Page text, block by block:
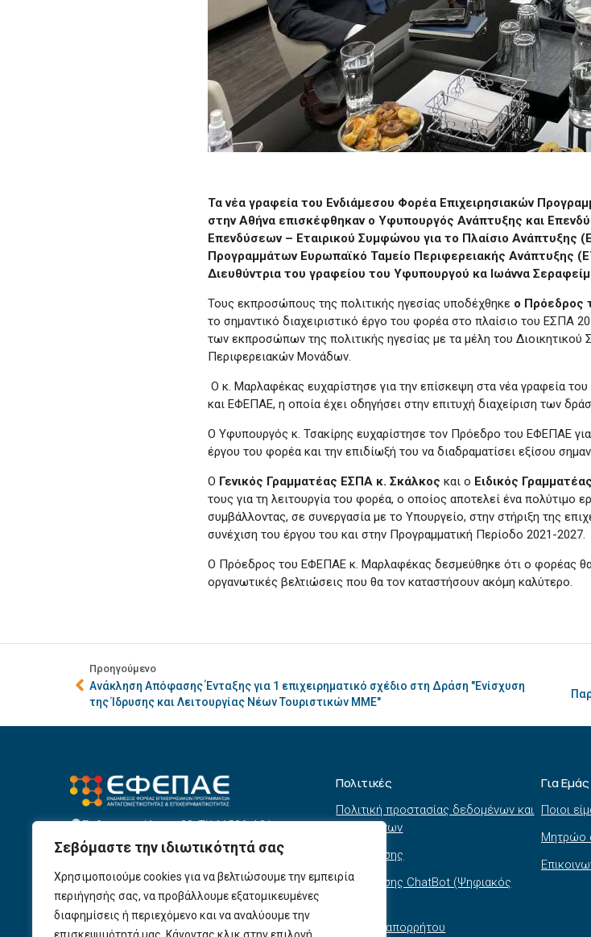
Σεβόμαστε την ιδιωτικότητά σας
Χρησιμοποιούμε cookies για να βελτιώσουμε την εμπειρία
περιήγησής σας, να προβάλλουμε εξατομικευμένες
διαφημίσεις ή περιεχόμενο και να αναλύουμε την
Τα νέα γραφεία του Ενδιάμεσου Φορέα Επιχειρησιακών
στην Αθήνα επισκέφθηκαν ο Υφυπουργός Ανάπτυξης και
Επενδύσεων – Εταιρικού Συμφώνου για το Πλαίσιο Ανάπτυξης
Προγραμμάτων Ευρωπαϊκό Ταμείο Περιφερειακής Ανάπτυξης
Διευθύντρια του γραφείου του Υφυπουργού κα Ιωάννα
Τους εκπροσώπους της πολιτικής ηγεσίας υποδέχθηκε ο
το σημαντικό διαχειριστικό έργο του φορέα στο πλαίσιο του
των εκπροσώπων της πολιτικής ηγεσίας με τα μέλη του
Περιφερειακών Μονάδων.
Ο κ. Μαρλαφέκας ευχαρίστησε για την επίσκεψη στα νέα γραφεία
και ΕΦΕΠΑΕ, η οποία έχει οδηγήσει στην επιτυχή διαχείριση των
Ο Υφυπουργός κ. Τσακίρης ευχαρίστησε τον Πρόεδρο του ΕΦΕΠΑΕ
έργου του φορέα και την επιδίωξή του να διαδραματίσει εξίσου
Ο Γενικός Γραμματέας ΕΣΠΑ κ. Σκάλκοςκαι ο Ειδικός
τους για τη λειτουργία του φορέα, ο οποίος αποτελεί ένα πολύτιμο
συμβάλλοντας, σε συνεργασία με το Υπουργείο, στην στήριξη της
συνέχιση του έργου του και στην Προγραμματική Περίοδο 2021-2027.
Ο Πρόεδρος του ΕΦΕΠΑΕ κ. Μαρλαφέκας δεσμεύθηκε ότι ο φορέας
οργανωτικές βελτιώσεις που θα τον καταστήσουν ακόμη καλύτερο.
Προηγούμενο
Ανάκληση Απόφασης Ένταξης για 1 επιχειρηματικό σχέδιο στη Δράση "Ενίσχυση
της Ίδρυσης και Λειτουργίας Νέων Τουριστικών ΜΜΕ"
Σεβαστουπόλεως 80, ΤΚ 11526, Αθήνα
info@efepae.gr
anaptyxiakos@efepae.gr
210 6985210
Ωράριο Λειτουργίας:
Δευτέρα – Παρασκευή, 09:00 – 17:00
Αριθμός ΓΕΜΗ: 154190801000
Πολιτικές
Πολιτική προστασίας δεδομένων και
συστημάτων
Όροι χρήσης
Όροι χρήσης ChatBot (Ψηφιακός
Πολιτική απορρήτου
Για Εμάς
Ποιοι
Μητρώο